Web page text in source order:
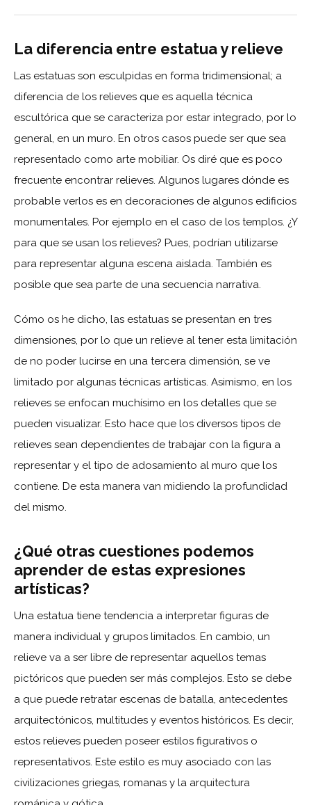
La diferencia entre estatua y relieve
Las estatuas son esculpidas en forma tridimensional; a
diferencia de los relieves que es aquella técnica
escultórica que se caracteriza por estar integrado, por lo
general, en un muro. En otros casos puede ser que sea
representado como arte mobiliar. Os diré que es poco
frecuente encontrar relieves. Algunos lugares dónde es
probable verlos es en decoraciones de algunos edificios
monumentales. Por ejemplo en el caso de los templos. ¿Y
para que se usan los relieves? Pues, podrían utilizarse
para representar alguna escena aislada. También es
posible que sea parte de una secuencia narrativa.
Cómo os he dicho, las estatuas se presentan en tres
dimensiones, por lo que un relieve al tener esta limitación
de no poder lucirse en una tercera dimensión, se ve
limitado por algunas técnicas artísticas. Asimismo, en los
relieves se enfocan muchísimo en los detalles que se
pueden visualizar. Esto hace que los diversos tipos de
relieves sean dependientes de trabajar con la figura a
representar y el tipo de adosamiento al muro que los
contiene. De esta manera van midiendo la profundidad
del mismo.
¿Qué otras cuestiones podemos
aprender de estas expresiones
artísticas?
Una estatua tiene tendencia a interpretar figuras de
manera individual y grupos limitados. En cambio, un
relieve va a ser libre de representar aquellos temas
pictóricos que pueden ser más complejos. Esto se debe
a que puede retratar escenas de batalla, antecedentes
arquitectónicos, multitudes y eventos históricos. Es decir,
estos relieves pueden poseer estilos figurativos o
representativos. Este estilo es muy asociado con las
civilizaciones griegas, romanas y la arquitectura